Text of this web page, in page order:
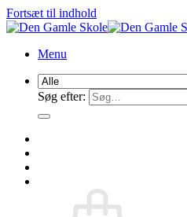
Fortsæt til indhold
Menu
Søg efter: